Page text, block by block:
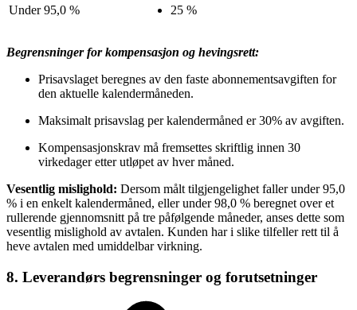
Under 95,0 % 25 %
Begrensninger for kompensasjon og hevingsrett:
Prisavslaget beregnes av den faste abonnementsavgiften for
den aktuelle kalendermåneden.
Maksimalt prisavslag per kalendermåned er 30% av avgiften.
Kompensasjonskrav må fremsettes skriftlig innen 30
virkedager etter utløpet av hver måned.
Vesentlig mislighold: Dersom målt tilgjengelighet faller under 95,0
% i en enkelt kalendermåned, eller under 98,0 % beregnet over et
rullerende gjennomsnitt på tre påfølgende måneder, anses dette som
vesentlig mislighold av avtalen. Kunden har i slike tilfeller rett til å
heve avtalen med umiddelbar virkning.
8. Leverandørs begrensninger og forutsetninger